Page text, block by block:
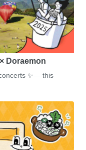
Doraemon
✨— this